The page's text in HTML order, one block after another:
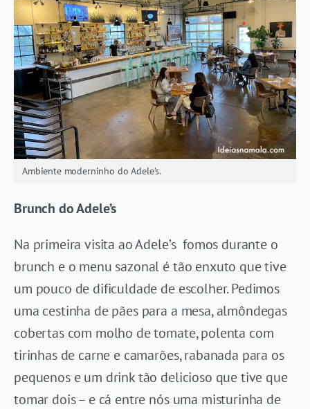
Ambiente moderninho do Adele’s.
Brunch do Adele’s
Na primeira visita ao Adele’s fomos durante o
brunch e o menu sazonal é tão enxuto que tive
um pouco de dificuldade de escolher. Pedimos
uma cestinha de pães para a mesa, almôndegas
cobertas com molho de tomate, polenta com
tirinhas de carne e camarões, rabanada para os
pequenos e um drink tão delicioso que tive que
tomar dois – e cá entre nós uma misturinha de